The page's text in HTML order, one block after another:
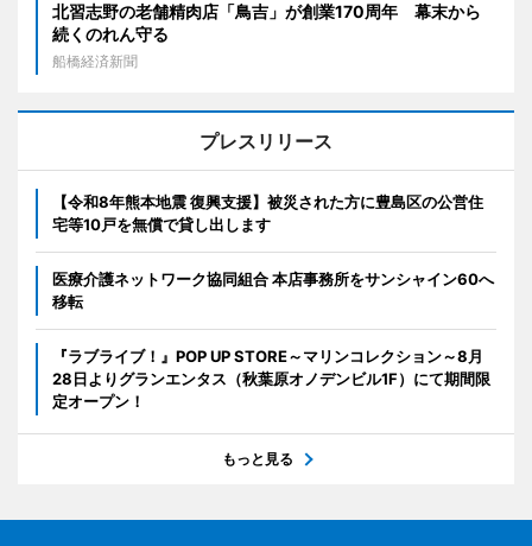
北習志野の老舗精肉店「鳥吉」が創業170周年 幕末から
続くのれん守る
船橋経済新聞
プレスリリース
【令和8年熊本地震 復興支援】被災された方に豊島区の公営住
宅等10戸を無償で貸し出します
医療介護ネットワーク協同組合 本店事務所をサンシャイン60へ
移転
『ラブライブ！』POP UP STORE～マリンコレクション～8月
28日よりグランエンタス（秋葉原オノデンビル1F）にて期間限
定オープン！
もっと見る